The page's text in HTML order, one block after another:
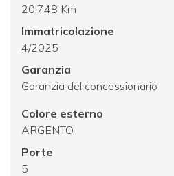
20.748 Km
Immatricolazione
4/2025
Garanzia
Garanzia del concessionario
Colore esterno
ARGENTO
Porte
5